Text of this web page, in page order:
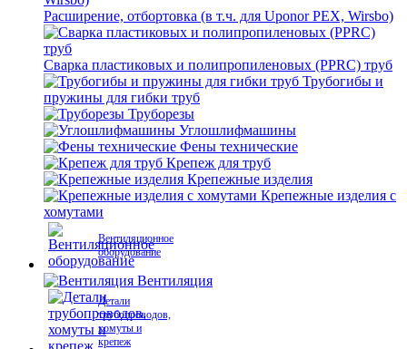
Расширение, отбортовка (в т.ч. для Uponor PEX, Wirsbo)
Сварка пластиковых и полипропиленовых (PPRC) труб
Трубогибы и
пружины для гибки труб
Труборезы
Углошлифмашины
Фены технические
Крепеж для труб
Крепежные изделия
Крепежные изделия с
хомутами
Вентиляционное
оборудование
Вентиляция
Детали
трубопроводов,
хомуты и
крепеж